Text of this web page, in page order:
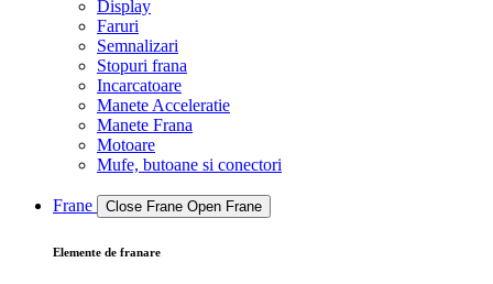
Display
Faruri
Semnalizari
Stopuri frana
Incarcatoare
Manete Acceleratie
Manete Frana
Motoare
Mufe, butoane si conectori
Frane Close Frane Open Frane
Elemente de franare